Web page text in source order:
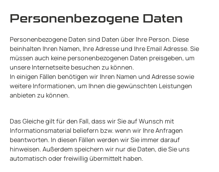
Personenbezogene Daten
Personenbezogene Daten sind Daten über Ihre Person. Diese
beinhalten Ihren Namen, Ihre Adresse und Ihre Email Adresse. Sie
müssen auch keine personenbezogenen Daten preisgeben, um
unsere Internetseite besuchen zu können.
In einigen Fällen benötigen wir Ihren Namen und Adresse sowie
weitere Informationen, um Ihnen die gewünschten Leistungen
anbieten zu können.
Das Gleiche gilt für den Fall, dass wir Sie auf Wunsch mit
Informationsmaterial beliefern bzw. wenn wir Ihre Anfragen
beantworten. In diesen Fällen werden wir Sie immer darauf
hinweisen. Außerdem speichern wir nur die Daten, die Sie uns
automatisch oder freiwillig übermittelt haben.